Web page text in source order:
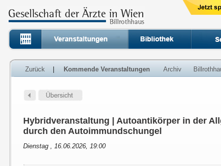
Zurück Kommende Veranstaltungen Archiv
Hybridveranstaltung | Autoantikörper in der
durch den Autoimmundschungel
Dienstag , 16.06.2026, 19:00